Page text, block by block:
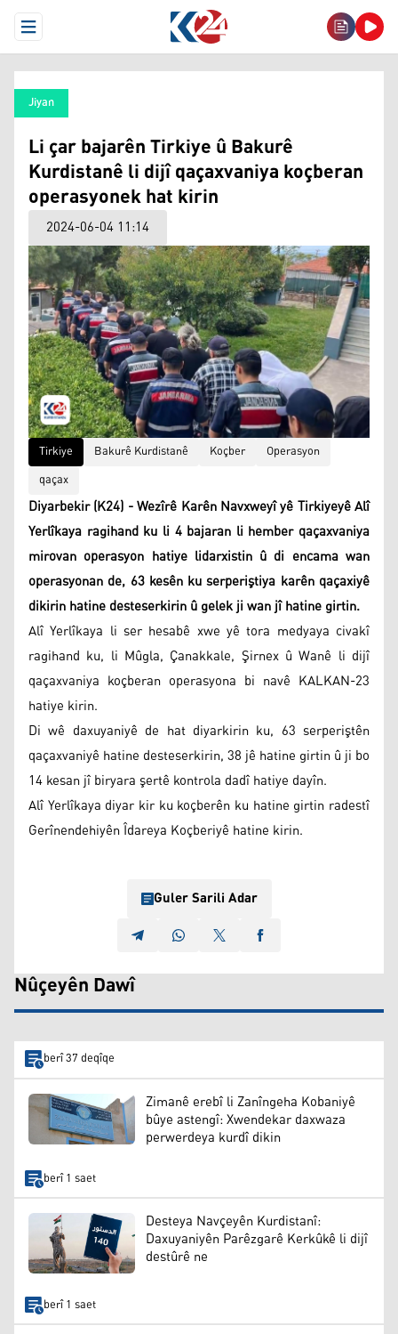
Open Menu
Jiyan
Li çar bajarên Tirkiye û Bakurê
Kurdistanê li dijî qaçaxvaniya koçberan
operasyonek hat kirin
2024-06-04 11:14
Tirkiye Bakurê Kurdistanê Koçber
Operasyon
qaçax
Diyarbekir (K24) - Wezîrê Karên Navxweyî yê Tirkiyeyê Alî
Yerlîkaya ragihand ku li 4 bajaran li hember qaçaxvaniya
mirovan operasyon hatiye lidarxistin û di encama wan
operasyonan de, 63 kesên ku serperiştiya karên qaçaxiyê
dikirin hatine desteserkirin û gelek ji wan jî hatine girtin.
Alî Yerlîkaya li ser hesabê xwe yê tora medyaya civakî
ragihand ku, li Mûgla, Çanakkale, Şirnex û Wanê li dijî
qaçaxvaniya koçberan operasyona bi navê KALKAN-23
hatiye kirin.
Di wê daxuyaniyê de hat diyarkirin ku, 63 serperiştên
qaçaxvaniyê hatine desteserkirin, 38 jê hatine girtin û ji bo
14 kesan jî biryara şertê kontrola dadî hatiye dayîn.
Alî Yerlîkaya diyar kir ku koçberên ku hatine girtin radestî
Gerînendehiyên Îdareya Koçberiyê hatine kirin.
Guler Sarili Adar
Nûçeyên Dawî
berî 37 deqîqe
Zimanê erebî li Zanîngeha Kobaniyê
bûye astengî: Xwendekar daxwaza
perwerdeya kurdî dikin
berî 1 saet
Desteya Navçeyên Kurdistanî:
Daxuyaniyên Parêzgarê Kerkûkê li dijî
destûrê ne
berî 1 saet